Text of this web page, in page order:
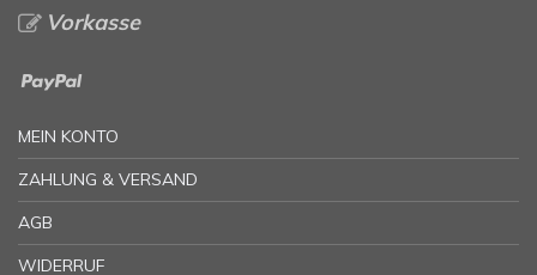
MEIN KONTO
ZAHLUNG & VERSAND
AGB
WIDERRUF
Vorkasse